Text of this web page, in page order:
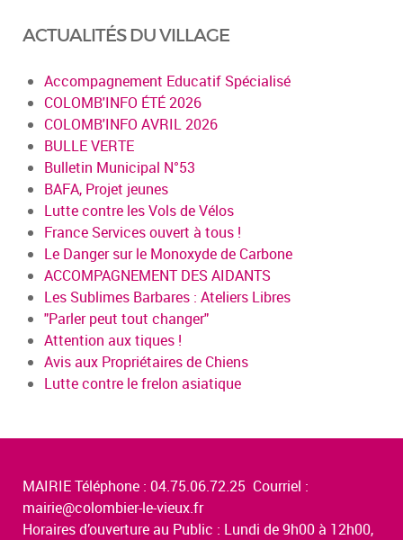
ACTUALITÉS DU VILLAGE
Accompagnement Educatif Spécialisé
COLOMB'INFO ÉTÉ 2026
COLOMB'INFO AVRIL 2026
BULLE VERTE
Bulletin Municipal N°53
BAFA, Projet jeunes
Lutte contre les Vols de Vélos
France Services ouvert à tous !
Le Danger sur le Monoxyde de Carbone
ACCOMPAGNEMENT DES AIDANTS
Les Sublimes Barbares : Ateliers Libres
"Parler peut tout changer"
Attention aux tiques !
Avis aux Propriétaires de Chiens
Lutte contre le frelon asiatique
MAIRIE Téléphone : 04.75.06.72.25 Courriel :
mairie@colombier-le-vieux.fr
Horaires d’ouverture au Public : Lundi de 9h00 à 12h00,